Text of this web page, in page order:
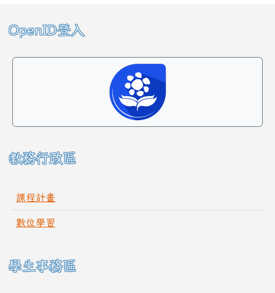
左邊區域內容
OpenID登入
教務行政區
課程計畫
數位學習
學生事務區